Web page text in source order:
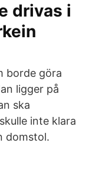
drivas i
borde göra
ligger på
ska
inte klara
domstol.